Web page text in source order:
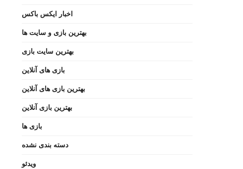
اخبار ایکس باکس
بهترین بازی و سایت ها
بهترین سایت بازی
بازی های آنلاین
بهترین بازی های آنلاین
بهترین بازی آنلاین
بازی ها
دسته بندی نشده
ویدئو